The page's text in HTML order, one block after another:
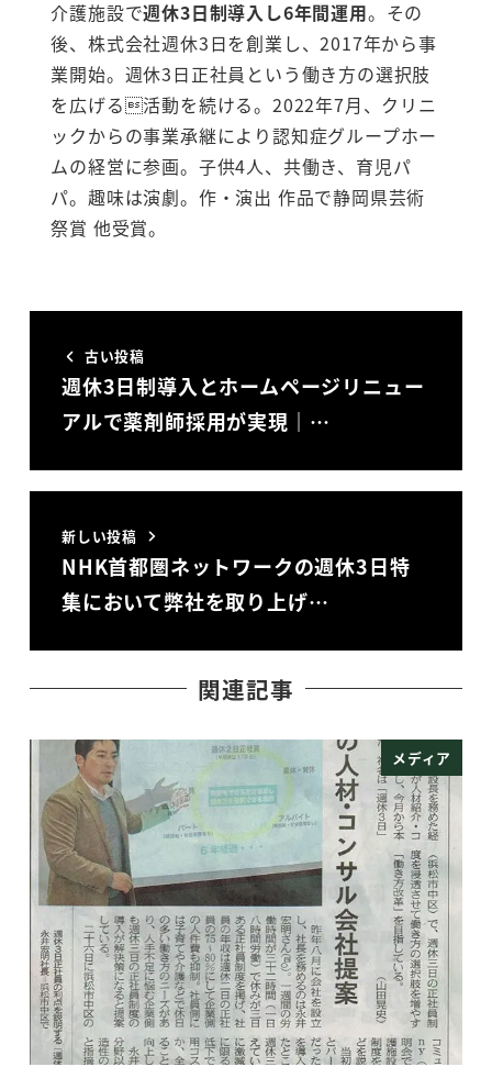
介護施設で週休3日制導入し6年間運用。その
後、株式会社週休3日を創業し、2017年から事
業開始。週休3日正社員という働き方の選択肢
を広げる活動を続ける。2022年7月、クリニ
ックからの事業承継により認知症グループホー
ムの経営に参画。子供4人、共働き、育児パ
パ。趣味は演劇。作・演出 作品で静岡県芸術
祭賞 他受賞。
古い投稿
週休3日制導入とホームページリニュー
アルで薬剤師採用が実現｜…
新しい投稿
NHK首都圏ネットワークの週休3日特
集において弊社を取り上げ…
関連記事
メディア